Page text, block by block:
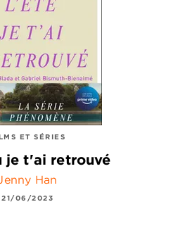
ET SÉRIES
je t'ai retrouvé
Han
21/06/2023